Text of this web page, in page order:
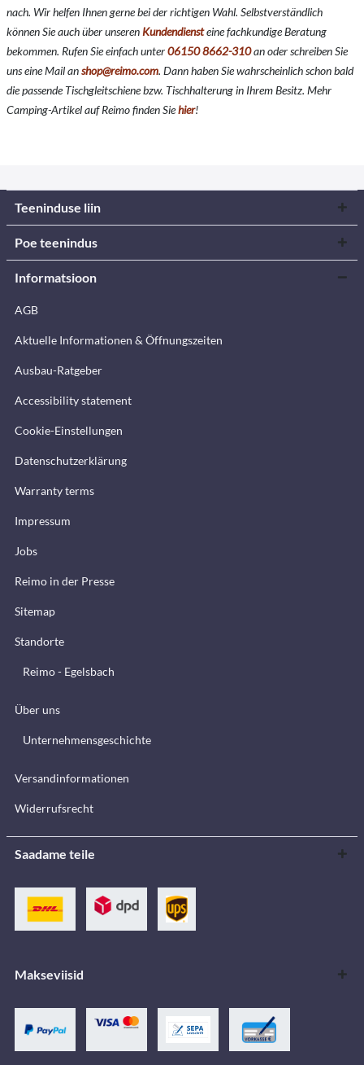
nach. Wir helfen Ihnen gerne bei der richtigen Wahl. Selbstverständlich
können Sie auch über unseren Kundendiensteine fachkundige Beratung
bekommen. Rufen Sie einfach unter06150 8662-310an oder schreiben Sie
uns eine Mail anshop@reimo.com. Dann haben Sie wahrscheinlich schon bald
die passende Tischgleitschiene bzw. Tischhalterung in Ihrem Besitz. Mehr
Camping-Artikel auf Reimo finden Siehier!
Teeninduse liin
Poe teenindus
Informatsioon
AGB
Aktuelle Informationen & Öffnungszeiten
Ausbau-Ratgeber
Accessibility statement
Cookie-Einstellungen
Datenschutzerklärung
Warranty terms
Impressum
Jobs
Reimo in der Presse
Sitemap
Standorte
Reimo - Egelsbach
Über uns
Unternehmensgeschichte
Versandinformationen
Widerrufsrecht
Saadame teile
Makseviisid